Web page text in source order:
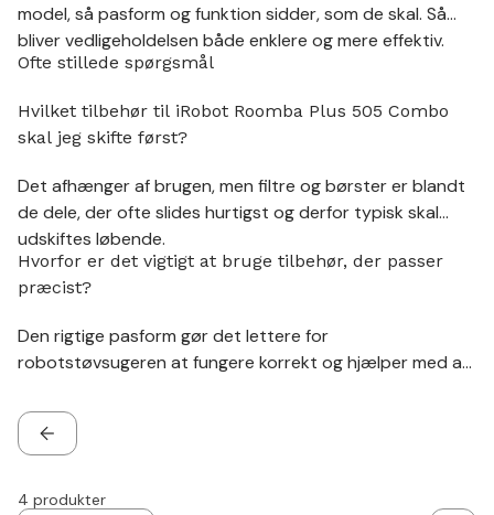
model, så pasform og funktion sidder, som de skal. Så
bliver vedligeholdelsen både enklere og mere effektiv.
Ofte stillede spørgsmål
Hvilket tilbehør til iRobot Roomba Plus 505 Combo
skal jeg skifte først?
Det afhænger af brugen, men filtre og børster er blandt
de dele, der ofte slides hurtigst og derfor typisk skal
udskiftes løbende.
Hvorfor er det vigtigt at bruge tilbehør, der passer
præcist?
Den rigtige pasform gør det lettere for
robotstøvsugeren at fungere korrekt og hjælper med at
TILBAGE
4 produkter